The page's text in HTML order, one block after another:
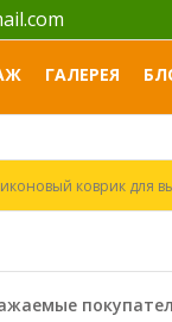
ГАЛЕРЕЯ
коврик для